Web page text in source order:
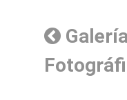
Galería